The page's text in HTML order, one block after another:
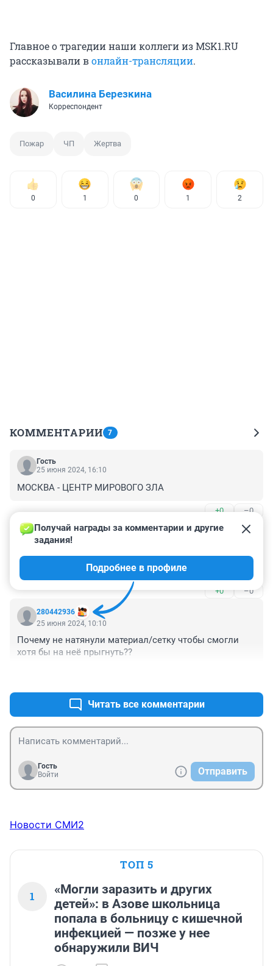
Главное о трагедии наши коллеги из MSK1.RU
рассказывали вонлайн-трансляции.
Василина Березкина
Корреспондент
Пожар ЧП Жертва
0 1 0 1 2
КОММЕНТАРИИ 7
Гость
25 июня 2024, 16:10
МОСКВА - ЦЕНТР МИРОВОГО ЗЛА
+0 –0
Гость
25 июня 2024, 16:09
А кто его поджёг- дух святой-----------У Зеленского
+0 –0
280442936
Получай награды за комментарии и другие
задания!
Подробнее в профиле
25 июня 2024, 10:10
Почему не натянули материал/сетку чтобы смогли
хотя бы на неё прыгнуть??
Читать все комментарии
Гость
Войти
Отправить
Новости СМИ2
ТОП 5
1
«Могли заразить и других
детей»: в Азове школьница
попала в больницу с кишечной
инфекцией — позже у нее
обнаружили ВИЧ